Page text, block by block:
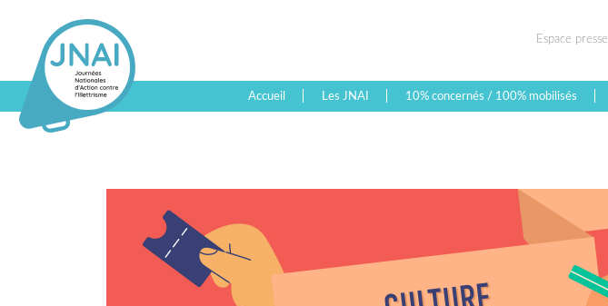
Espace presse
Accueil Les JNAI 10% concernés / 100% mobilisés